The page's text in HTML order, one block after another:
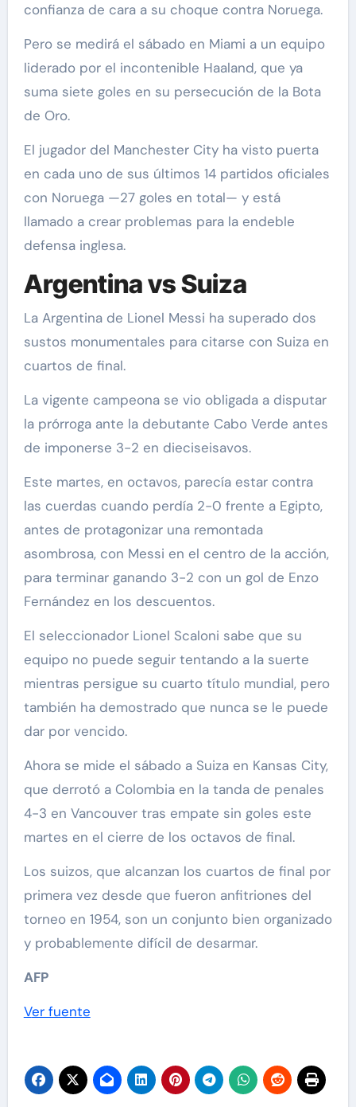
confianza de cara a su choque contra Noruega.
Pero se medirá el sábado en Miami a un equipo
liderado por el incontenible Haaland, que ya
suma siete goles en su persecución de la Bota
de Oro.
El jugador del Manchester City ha visto puerta
en cada uno de sus últimos 14 partidos oficiales
con Noruega —27 goles en total— y está
llamado a crear problemas para la endeble
defensa inglesa.
Argentina vs Suiza
La Argentina de Lionel Messi ha superado dos
sustos monumentales para citarse con Suiza en
cuartos de final.
La vigente campeona se vio obligada a disputar
la prórroga ante la debutante Cabo Verde antes
de imponerse 3-2 en dieciseisavos.
Este martes, en octavos, parecía estar contra
las cuerdas cuando perdía 2-0 frente a Egipto,
antes de protagonizar una remontada
asombrosa, con Messi en el centro de la acción,
para terminar ganando 3-2 con un gol de Enzo
Fernández en los descuentos.
El seleccionador Lionel Scaloni sabe que su
equipo no puede seguir tentando a la suerte
mientras persigue su cuarto título mundial, pero
también ha demostrado que nunca se le puede
dar por vencido.
Ahora se mide el sábado a Suiza en Kansas City,
que derrotó a Colombia en la tanda de penales
4-3 en Vancouver tras empate sin goles este
martes en el cierre de los octavos de final.
Los suizos, que alcanzan los cuartos de final por
primera vez desde que fueron anfitriones del
torneo en 1954, son un conjunto bien organizado
y probablemente difícil de desarmar.
AFP
Ver fuente